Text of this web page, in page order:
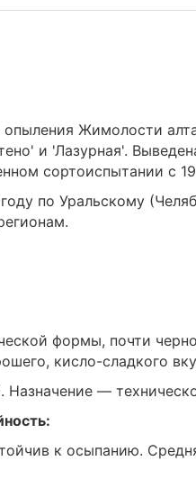
Жимолости
и 'Лазурная'.
сортоиспытании с
по Уральскому
формы, почти
кисло-сладкого
Назначение —
к осыпанию.